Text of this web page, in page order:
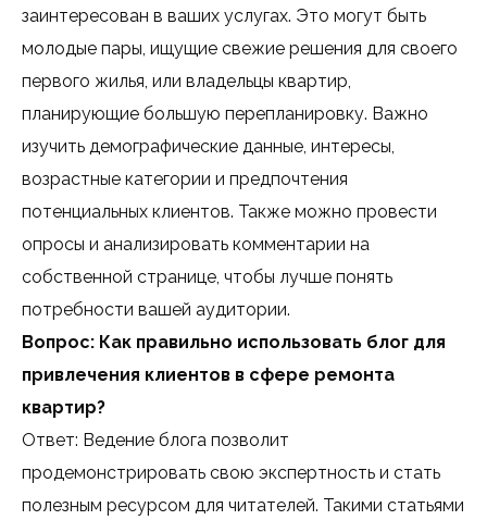
заинтересован в ваших услугах. Это могут быть
молодые пары, ищущие свежие решения для своего
первого жилья, или владельцы квартир,
планирующие большую перепланировку. Важно
изучить демографические данные, интересы,
возрастные категории и предпочтения
потенциальных клиентов. Также можно провести
опросы и анализировать комментарии на
собственной странице, чтобы лучше понять
потребности вашей аудитории.
Вопрос: Как правильно использовать блог для
привлечения клиентов в сфере ремонта
квартир?
Ответ: Ведение блога позволит
продемонстрировать свою экспертность и стать
полезным ресурсом для читателей. Такими статьями